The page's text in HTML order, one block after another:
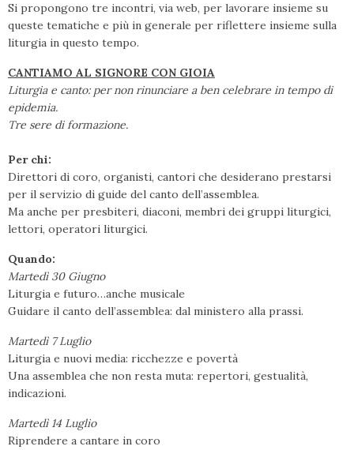
Si propongono tre incontri, via web, per lavorare insieme su
queste tematiche e più in generale per riflettere insieme sulla
liturgia in questo tempo.
CANTIAMO AL SIGNORE CON GIOIA
Liturgia e canto: per non rinunciare a ben celebrare in tempo di
epidemia.
Tre sere di formazione.
Per chi:
Direttori di coro, organisti, cantori che desiderano prestarsi
per il servizio di guide del canto dell’assemblea.
Ma anche per presbiteri, diaconi, membri dei gruppi liturgici,
lettori, operatori liturgici.
Quando:
Martedì 30 Giugno
Liturgia e futuro…anche musicale
Guidare il canto dell’assemblea: dal ministero alla prassi.
Martedì 7 Luglio
Liturgia e nuovi media: ricchezze e povertà
Una assemblea che non resta muta: repertori, gestualità,
indicazioni.
Martedì 14 Luglio
Riprendere a cantare in coro